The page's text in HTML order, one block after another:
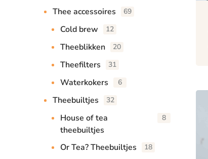
Thee accessoires 69
Cold brew 12
Theeblikken 20
Theefilters 31
Waterkokers 6
Theebuiltjes 32
House of tea
theebuiltjes
8
Or Tea? Theebuiltjes 18